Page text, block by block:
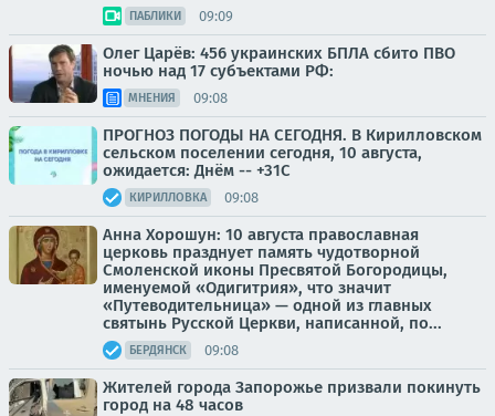
ПАБЛИКИ 09:09
Олег Царёв: 456 украинских БПЛА сбито ПВО
ночью над 17 субъектами РФ:
МНЕНИЯ 09:08
ПРОГНОЗ ПОГОДЫ НА СЕГОДНЯ. В Кирилловском
сельском поселении сегодня, 10 августа,
ожидается: Днём -- +31С
КИРИЛЛОВКА 09:08
Анна Хорошун: 10 августа православная
церковь празднует память чудотворной
Смоленской иконы Пресвятой Богородицы,
именуемой «Одигитрия», что значит
«Путеводительница» — одной из главных
святынь Русской Церкви, написанной, по...
БЕРДЯНСК 09:08
Жителей города Запорожье призвали покинуть
город на 48 часов